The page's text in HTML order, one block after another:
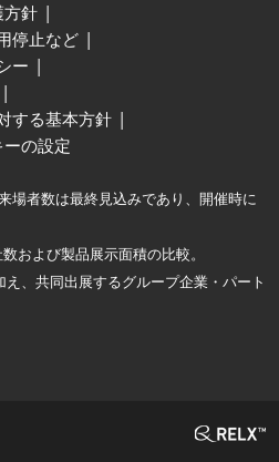
方針
停止など
ー
する基本方針
ーの設定
場者数は最終見込みであり、開催時に
および製品展示面積の比較。
、共同出展するグループ企業・パート